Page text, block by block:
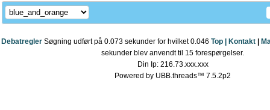
Debatregler Top | Kontakt
Søgning udført på 0.073 sekunder for hvilket 0.046
sekunder blev anvendt til 15 forespørgelser.
Din Ip: 216.73.xxx.xxx
Powered by UBB.threads™ 7.5.2p2